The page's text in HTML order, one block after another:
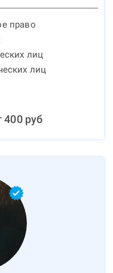
право
лиц
лиц
400руб